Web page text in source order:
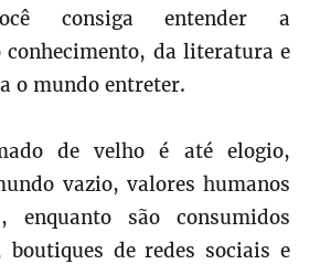
consiga entender a
da literatura e
o mundo entreter.
de velho é até elogio,
vazio, valores humanos
enquanto são consumidos
boutiques de redes sociais e